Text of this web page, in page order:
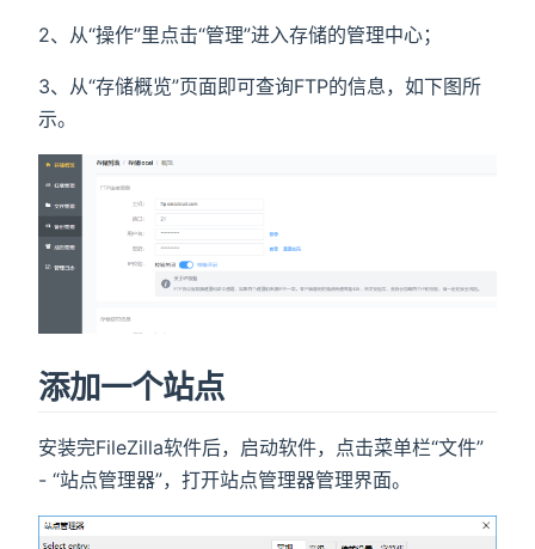
2、从“操作”里点击“管理”进入存储的管理中心；
3、从“存储概览”页面即可查询FTP的信息，如下图所
示。
添加一个站点
安装完FileZilla软件后，启动软件，点击菜单栏“文件”
- “站点管理器”，打开站点管理器管理界面。